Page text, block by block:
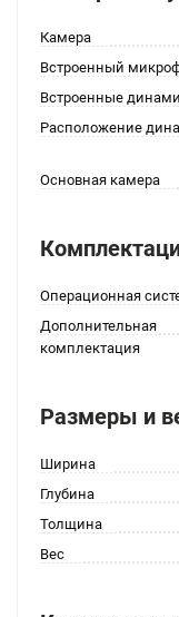
Камера
Встроенный
Встроенные
Расположение
Основная камера
Операционная
Дополнительная
комплектация
Размеры и
Ширина
Глубина
Толщина
Вес